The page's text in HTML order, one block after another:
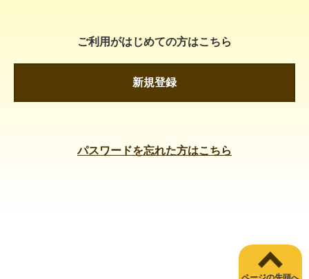
ご利用がはじめての方はこちら
新規登録
パスワードを忘れた方はこちら